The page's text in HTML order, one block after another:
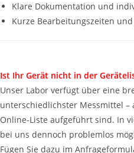
Klare Dokumentation und
Kurze Bearbeitungszeiten
Ist Ihr Gerät nicht in der
Unser Labor verfügt über eine
unterschiedlichster Messmittel
Online-Liste aufgeführt sind. In
bei uns dennoch problemlos
Fügen Sie dazu im